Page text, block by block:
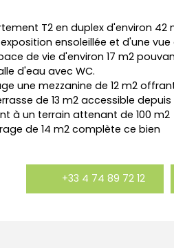
T2 en duplex d'environ 42
ensoleillée et d'une
de vie d'environ 17 m2
d'eau avec WC.
une mezzanine de 12 m2
de 13 m2 accessible
à un terrain attenant de 100 m2
de 14 m2 complète ce bien
+33 4 74 89 72 12